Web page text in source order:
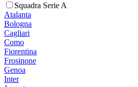
Squadra Serie A
Atalanta
Bologna
Cagliari
Como
Fiorentina
Frosinone
Genoa
Inter